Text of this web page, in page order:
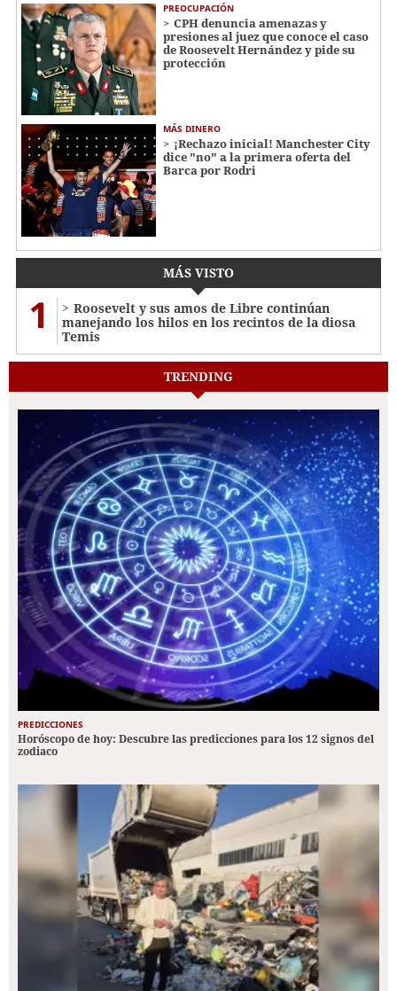
PREOCUPACIÓN
CPH denuncia amenazas y
presiones al juez que conoce el caso
de Roosevelt Hernández y pide su
protección
MÁS DINERO
¡Rechazo inicial! Manchester City
dice "no" a la primera oferta del
Barca por Rodri
MÁS VISTO
1
Roosevelt y sus amos de Libre continúan
manejando los hilos en los recintos de la diosa
Temis
TRENDING
PREDICCIONES
Horóscopo de hoy: Descubre las predicciones para los 12 signos del
zodiaco